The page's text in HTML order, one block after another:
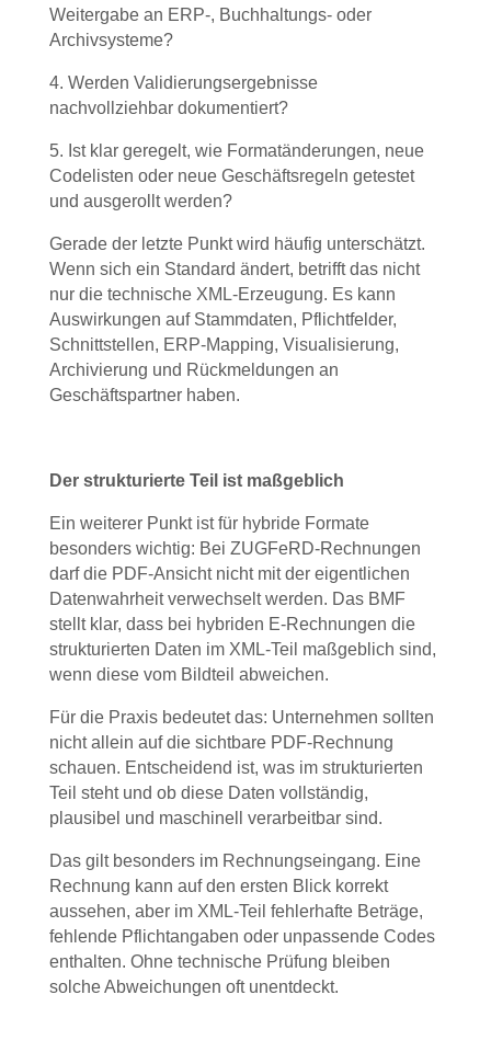
Weitergabe an ERP-, Buchhaltungs- oder
Archivsysteme?
4. Werden Validierungsergebnisse
nachvollziehbar dokumentiert?
5. Ist klar geregelt, wie Formatänderungen, neue
Codelisten oder neue Geschäftsregeln getestet
und ausgerollt werden?
Gerade der letzte Punkt wird häufig unterschätzt.
Wenn sich ein Standard ändert, betrifft das nicht
nur die technische XML-Erzeugung. Es kann
Auswirkungen auf Stammdaten, Pflichtfelder,
Schnittstellen, ERP-Mapping, Visualisierung,
Archivierung und Rückmeldungen an
Geschäftspartner haben.
Der strukturierte Teil ist maßgeblich
Ein weiterer Punkt ist für hybride Formate
besonders wichtig: Bei ZUGFeRD-Rechnungen
darf die PDF-Ansicht nicht mit der eigentlichen
Datenwahrheit verwechselt werden. Das BMF
stellt klar, dass bei hybriden E-Rechnungen die
strukturierten Daten im XML-Teil maßgeblich sind,
wenn diese vom Bildteil abweichen.
Für die Praxis bedeutet das: Unternehmen sollten
nicht allein auf die sichtbare PDF-Rechnung
schauen. Entscheidend ist, was im strukturierten
Teil steht und ob diese Daten vollständig,
plausibel und maschinell verarbeitbar sind.
Das gilt besonders im Rechnungseingang. Eine
Rechnung kann auf den ersten Blick korrekt
aussehen, aber im XML-Teil fehlerhafte Beträge,
fehlende Pflichtangaben oder unpassende Codes
enthalten. Ohne technische Prüfung bleiben
solche Abweichungen oft unentdeckt.